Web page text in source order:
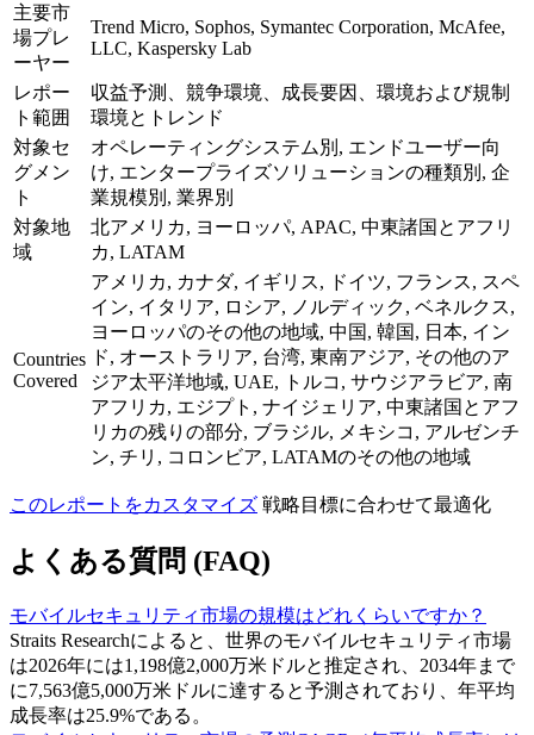
主要市
場プレ
ーヤー
Trend Micro, Sophos, Symantec Corporation, McAfee,
LLC, Kaspersky Lab
レポー
ト範囲
収益予測、競争環境、成長要因、環境および規制
環境とトレンド
対象セ
グメン
ト
オペレーティングシステム別, エンドユーザー向
け, エンタープライズソリューションの種類別, 企
業規模別, 業界別
対象地
域
北アメリカ, ヨーロッパ, APAC, 中東諸国とアフリ
カ, LATAM
Countries
Covered
アメリカ, カナダ, イギリス, ドイツ, フランス, スペ
イン, イタリア, ロシア, ノルディック, ベネルクス,
ヨーロッパのその他の地域, 中国, 韓国, 日本, イン
ド, オーストラリア, 台湾, 東南アジア, その他のア
ジア太平洋地域, UAE, トルコ, サウジアラビア, 南
アフリカ, エジプト, ナイジェリア, 中東諸国とアフ
リカの残りの部分, ブラジル, メキシコ, アルゼンチ
ン, チリ, コロンビア, LATAMのその他の地域
このレポートをカスタマイズ 戦略目標に合わせて最適化
よくある質問 (FAQ)
モバイルセキュリティ市場の規模はどれくらいですか？
Straits Researchによると、世界のモバイルセキュリティ市場
は2026年には1,198億2,000万米ドルと推定され、2034年まで
に7,563億5,000万米ドルに達すると予測されており、年平均
成長率は25.9%である。